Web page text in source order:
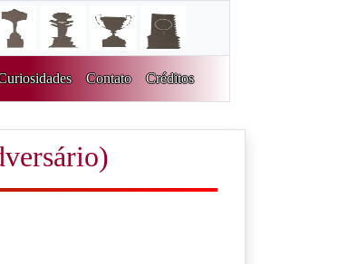
Contato Créditos